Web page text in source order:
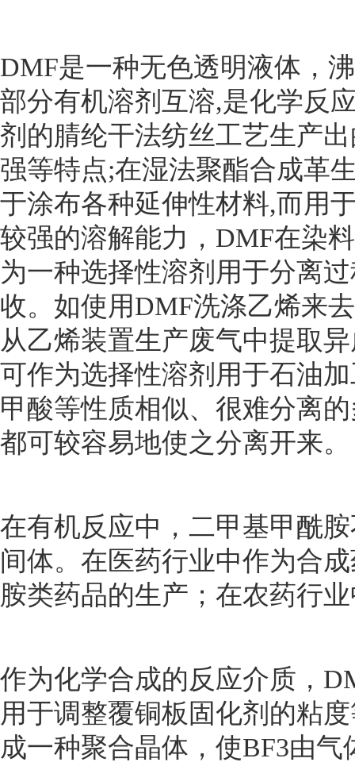
DMF是一种无色透明液体，
部分有机溶剂互溶,是化学反
剂的腈纶干法纺丝工艺生产
强等特点;在湿法聚酯合成革
于涂布各种延伸性材料,而用
较强的溶解能力，DMF在染
为一种选择性溶剂用于分离
收。如使用DMF洗涤乙烯来
从乙烯装置生产废气中提取
可作为选择性溶剂用于石油
甲酸等性质相似、很难分离
都可较容易地使之分离开来。
在有机反应中，二甲基甲酰
间体。在医药行业中作为合
胺类药品的生产；在农药行
作为化学合成的反应介质，
用于调整覆铜板固化剂的粘
成一种聚合晶体，使BF3由